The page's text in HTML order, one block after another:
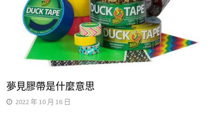
夢見膠帶是什麼意思
2022 年 10 月 16 日